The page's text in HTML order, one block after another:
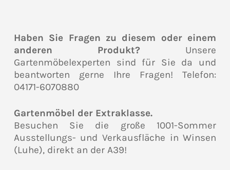
Haben Sie Fragen zu diesem oder einem
anderen Produkt? Unsere
Gartenmöbelexperten sind für Sie da und
beantworten gerne Ihre Fragen! Telefon:
04171-6070880
Gartenmöbel der Extraklasse.
Besuchen Sie die große 1001-Sommer
Ausstellungs- und Verkausfläche in Winsen
(Luhe), direkt an der A39!